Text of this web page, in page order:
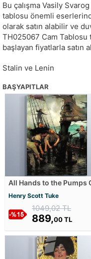
Bu çalışma Vasily Svarog
tablosu önemli
olarak satın alabilir ve
TH025067 Cam Tablosu
başlayan fiyatlarla satın
Stalin ve Lenin
BAŞYAPITLAR
All Hands to the Pumps
Henry Scott Tuke
1049,02 TL
889,00 TL